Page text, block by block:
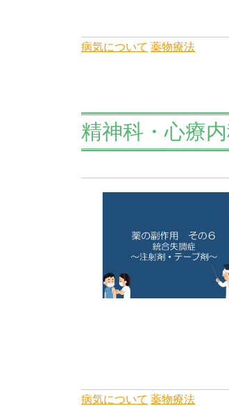
病気について 薬物療法
精神科・心療
病気について 薬物療法